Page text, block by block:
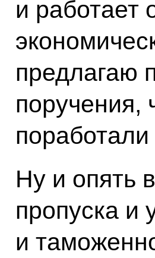
и работает
предлагаю
поручения,
Ну и опять
пропуска и
и